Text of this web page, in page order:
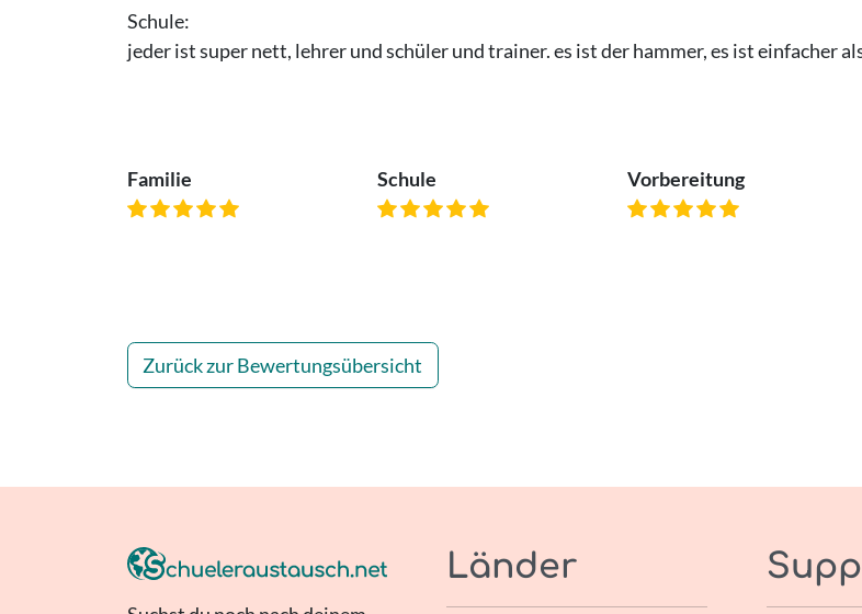
Schule:
jeder ist super nett, lehrer und schüler und trainer. es ist der hammer, es ist einfacher
Familie Schule Vorbereitung
Zurück zur Bewertungsübersicht
Länder